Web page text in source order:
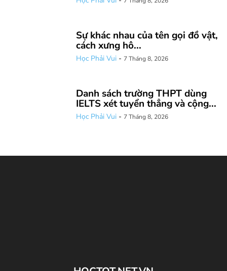
Sự khác nhau của tên gọi đồ vật,
cách xưng hô...
Học Phải Vui - 7 Tháng 8, 2026
Danh sách trường THPT dùng
IELTS xét tuyển thẳng và cộng...
Học Phải Vui - 7 Tháng 8, 2026